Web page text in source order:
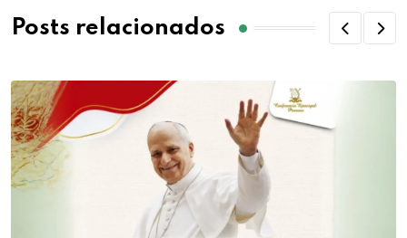
Posts relacionados